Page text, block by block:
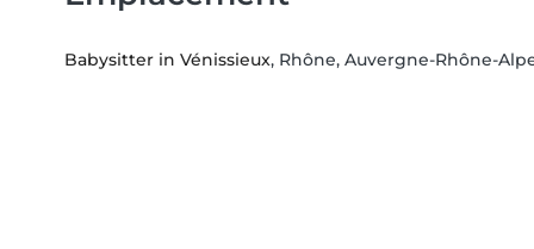
Babysitter in Vénissieux, Rhône, Auvergne-Rhône-